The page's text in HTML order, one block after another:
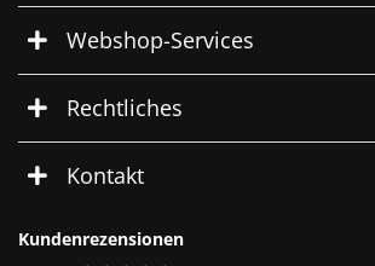
Webshop-Services
Rechtliches
Kontakt
Kundenrezensionen